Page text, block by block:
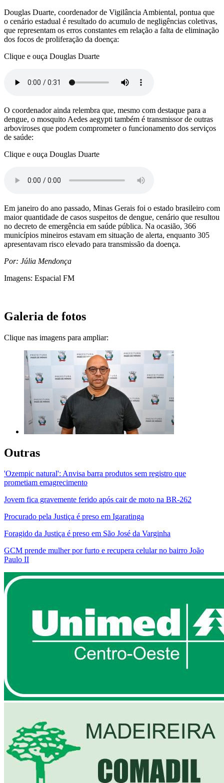
Douglas Duarte, coordenador de Vigilância Ambiental, pontua que
o cenário estadual é resultado do acumulo de negligências coletivas,
que representam os erros constantes em relação a falta de eliminação
dos focos de proliferação da doença:
Clique e ouça Douglas Duarte
O coordenador ainda relembra que, mesmo com destaque para a
dengue, o mosquito Aedes aegypti também é transmissor de outras
arboviroses que podem comprometer o funcionamento dos serviços
de saúde:
Clique e ouça Douglas Duarte
Em janeiro do ano passado, Minas Gerais foi o estado brasileiro com
maior quantidade de casos suspeitos de dengue, cenário que resultou
no decreto de emergência em saúde pública. Na ocasião, 366
municípios mineiros estavam em situação de alerta, enquanto 305
apresentavam risco elevado para transmissão da doença.
Por: Júlia Mendonça
Imagens: Espacial FM
Galeria de fotos
Clique nas imagens para ampliar:
Outras
'Ozempic natural': Anvisa barra produtos sem registro que
prometiam emagrecimento
Jovem fica gravemente ferido após cair de moto na BR-262
Procurado pela Justiça é preso em Igaratinga
Foragido da Justiça é preso em São José da Varginha
GCM prende mulher por furto e recupera celular no bairro João
Paulo II